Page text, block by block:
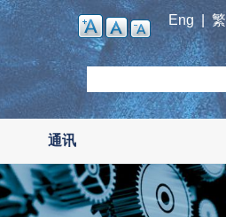
Eng 繁
通讯